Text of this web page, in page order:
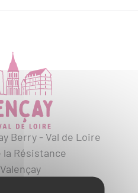
Berry - Val de Loire
la Résistance